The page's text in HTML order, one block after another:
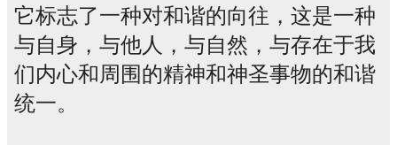
它标志了一种对和谐的向往，这是一种
与自身，与他人，与自然，与存在于我
们内心和周围的精神和神圣事物的和谐
统一。